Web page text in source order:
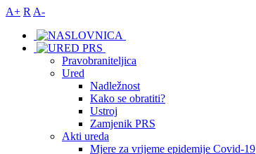
A+ R A-
Pravobraniteljica
Ured
Nadležnost
Kako se obratiti?
Ustroj
Zamjenik PRS
Akti ureda
Mjere za vrijeme epidemije Covid-19